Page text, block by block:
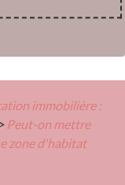
immobilière :
Peut-on mettre
zone d'habitat